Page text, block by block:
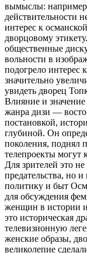
вымыслы:
действительности
интерес к
дворцовому
общественные
вольности в
подогрело интерес
значительно
увидеть дворец
Влияние и
жанра дизи —
постановкой,
глубиной. Он
поколения, поднял
телепроекты могут
Для зрителей это
предательства, но
политику и быт
для обсуждения
женщин в истории
это историческая
телевизионную
женские образы,
великолепие